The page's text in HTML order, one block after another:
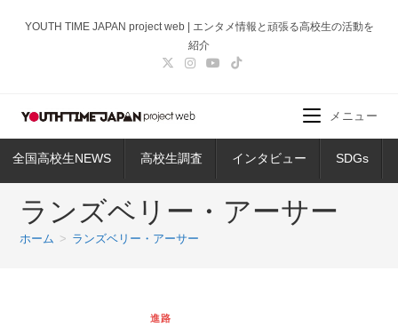
ス
ッ
YOUTH TIME JAPAN project web | エンタメ情報と頑張る高校生の活動を
紹介
全国高校生NEWS 高校生調査 インタビュー SDGs
メニュー
ランズベリー・アーサー
ホーム > ランズベリー・アーサー
進路